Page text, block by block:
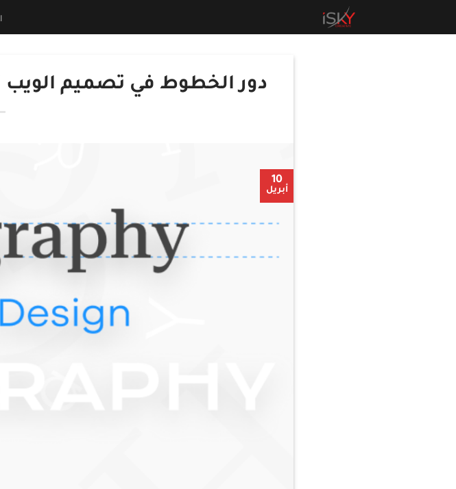
دور الخطوط في تصميم الويب
10
أبريل